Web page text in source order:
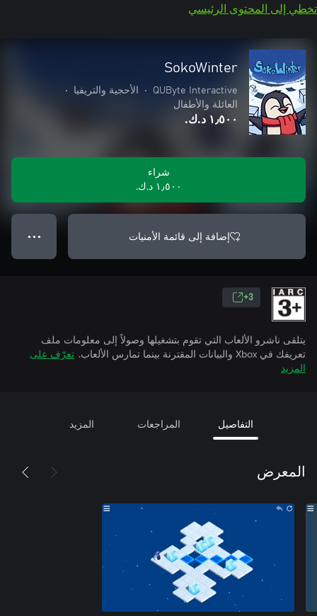
تخطي إلى المحتوى الرئيسي
SokoWinter
QUByte Interactive
• الأحجية والتريفيا
•
العائلة والأطفال
١٫٥٠٠ د.ك.‏
شراء
١٫٥٠٠ د.ك.‏
إضافة إلى قائمة الأمنيات ● ● ●
3+
يتلقى ناشرو الألعاب التي تقوم بتشغيلها وصولاً إلى معلومات ملف
تعريفك في Xbox والبيانات المقترنة بينما تمارس الألعاب.
تعرّف على
المزيد
التفاصيل المراجعات المزيد
المعرض